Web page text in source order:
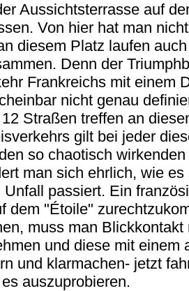
Aussichtsterrasse auf
Von hier hat man
diesem Platz laufen
Denn der
Frankreichs mit einem
nicht genau
Straßen treffen an
gilt bei jeder
so chaotisch
man sich ehrlich, wie
passiert. Ein
dem "Étoile"
muss man Blickkontakt
und diese mit einem
und klarmachen- jetzt
auszuprobieren.